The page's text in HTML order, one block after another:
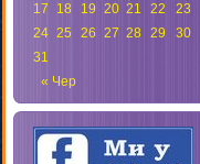
« Чер
17
18 19 20 21 22
23
24 25 26 27 28 29
30
31